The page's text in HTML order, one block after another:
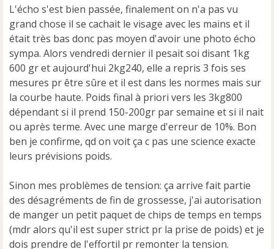
u
L'écho s'est bien passée, finalement on n'a pas vu
grand chose il se cachait le visage avec les mains et il
était très bas donc pas moyen d'avoir une photo écho
sympa. Alors vendredi dernier il pesait soi disant 1kg
600 gr et aujourd'hui 2kg240, elle a repris 3 fois ses
mesures pr être sûre et il est dans les normes mais sur
la courbe haute. Poids final à priori vers les 3kg800
dépendant si il prend 150-200gr par semaine et si il nait
ou après terme. Avec une marge d'erreur de 10%. Bon
ben je confirme, qd on voit ça c pas une science exacte
leurs prévisions poids.
Sinon mes problèmes de tension: ça arrive fait partie
des désagréments de fin de grossesse, j'ai autorisation
de manger un petit paquet de chips de temps en temps
(mdr alors qu'il est super strict pr la prise de poids) et je
dois prendre de l'effortil pr remonter la tension.